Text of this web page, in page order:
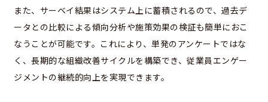
また、サーベイ結果はシステム上に蓄積されるので、過去デ
ータとの比較による傾向分析や施策効果の検証も簡単におこ
なうことが可能です。これにより、単発のアンケートではな
く、長期的な組織改善サイクルを構築でき、従業員エンゲー
ジメントの継続的向上を実現できます。